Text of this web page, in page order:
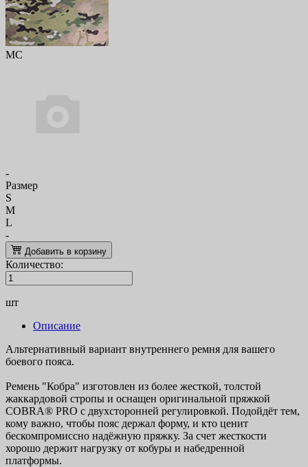
MC
-
Размер
S
M
L
-
Добавить в корзину
Количество:
шт
Описание
Альтернативный вариант внутреннего ремня для вашего
боевого пояса.
Ремень "Кобра" изготовлен из более жесткой, толстой
жаккардовой стропы и оснащен оригинальной пряжкой
COBRA® PRO с двухсторонней регулировкой. Подойдёт тем,
кому важно, чтобы пояс держал форму, и кто ценит
бескомпромиссно надёжную пряжку. За счет жесткости
хорошо держит нагрузку от кобуры и набедренной
платформы.